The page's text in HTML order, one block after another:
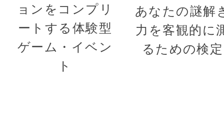
ョンをコンプリ
ートする体験型
ゲーム・イベン
ト
あなたの謎解
力を客観的に
るための検定